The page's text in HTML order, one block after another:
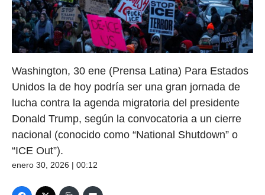
Washington, 30 ene (Prensa Latina) Para Estados
Unidos la de hoy podría ser una gran jornada de
lucha contra la agenda migratoria del presidente
Donald Trump, según la convocatoria a un cierre
nacional (conocido como “National Shutdown” o
“ICE Out”).
enero 30, 2026 | 00:12